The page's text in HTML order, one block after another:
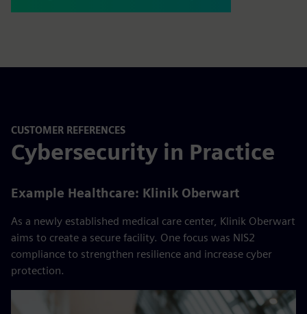
CUSTOMER REFERENCES
Cybersecurity in Practice
Example Healthcare: Klinik Oberwart
As a newly established medical care center, Klinik Oberwart
aims to create a secure facility. One focus was NIS2
compliance to strengthen resilience and increase cyber
protection.